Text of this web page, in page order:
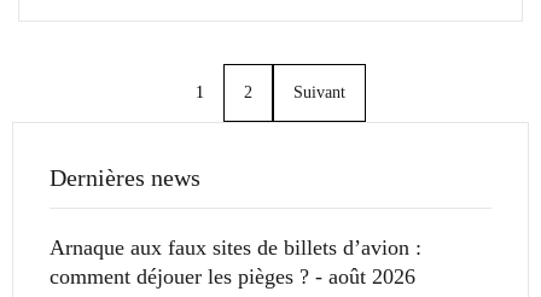
1 2 Suivant
Dernières news
Arnaque aux faux sites de billets d’avion :
comment déjouer les pièges ? - août 2026